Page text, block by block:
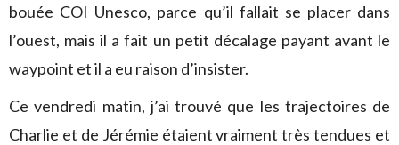
bouée COI Unesco, parce qu’il fallait se placer dans
l’ouest, mais il a fait un petit décalage payant avant le
waypoint et il a eu raison d’insister.
Ce vendredi matin, j’ai trouvé que les trajectoires de
Charlie et de Jérémie étaient vraiment très tendues et